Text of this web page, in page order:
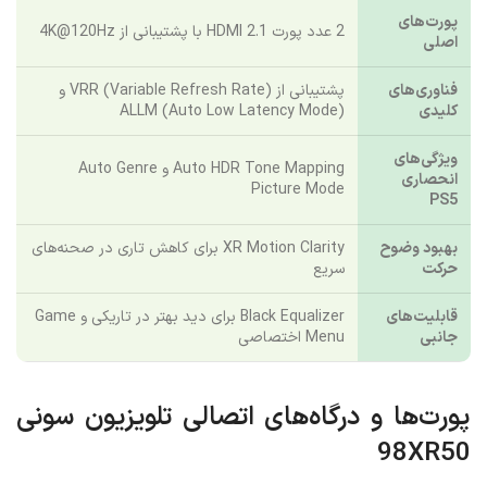
پورت‌های
اصلی
2 عدد پورت HDMI 2.1 با پشتیبانی از 4K@120Hz
فناوری‌های
کلیدی
پشتیبانی از VRR (Variable Refresh Rate) و
ALLM (Auto Low Latency Mode)
ویژگی‌های
انحصاری
PS5
Auto HDR Tone Mapping و Auto Genre
Picture Mode
بهبود وضوح
حرکت
XR Motion Clarity برای کاهش تاری در صحنه‌های
سریع
قابلیت‌های
جانبی
Black Equalizer برای دید بهتر در تاریکی و Game
Menu اختصاصی
پورت‌ها و درگاه‌های اتصالی تلویزیون سونی
98XR50